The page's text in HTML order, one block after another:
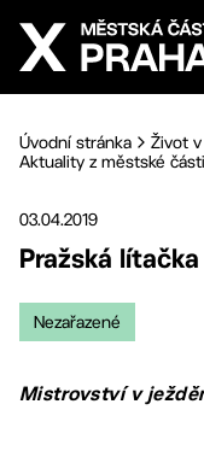
Přejít na hlavní
Úvodní stránka Život v
Aktuality z městské části
03.04.2019
Pražská lítačka
Nezařazené
Mistrovství v